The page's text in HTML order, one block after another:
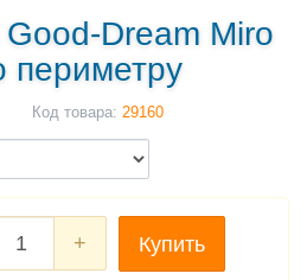
Dream Miro
периметру
Код товара: 29160
+ Купить